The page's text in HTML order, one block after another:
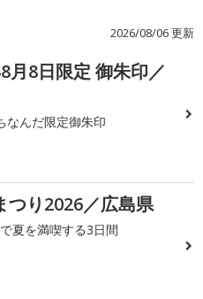
2026/08/06 更新
月8日限定 御朱印／
なんだ限定御朱印
つり2026／広島県
夏を満喫する3日間